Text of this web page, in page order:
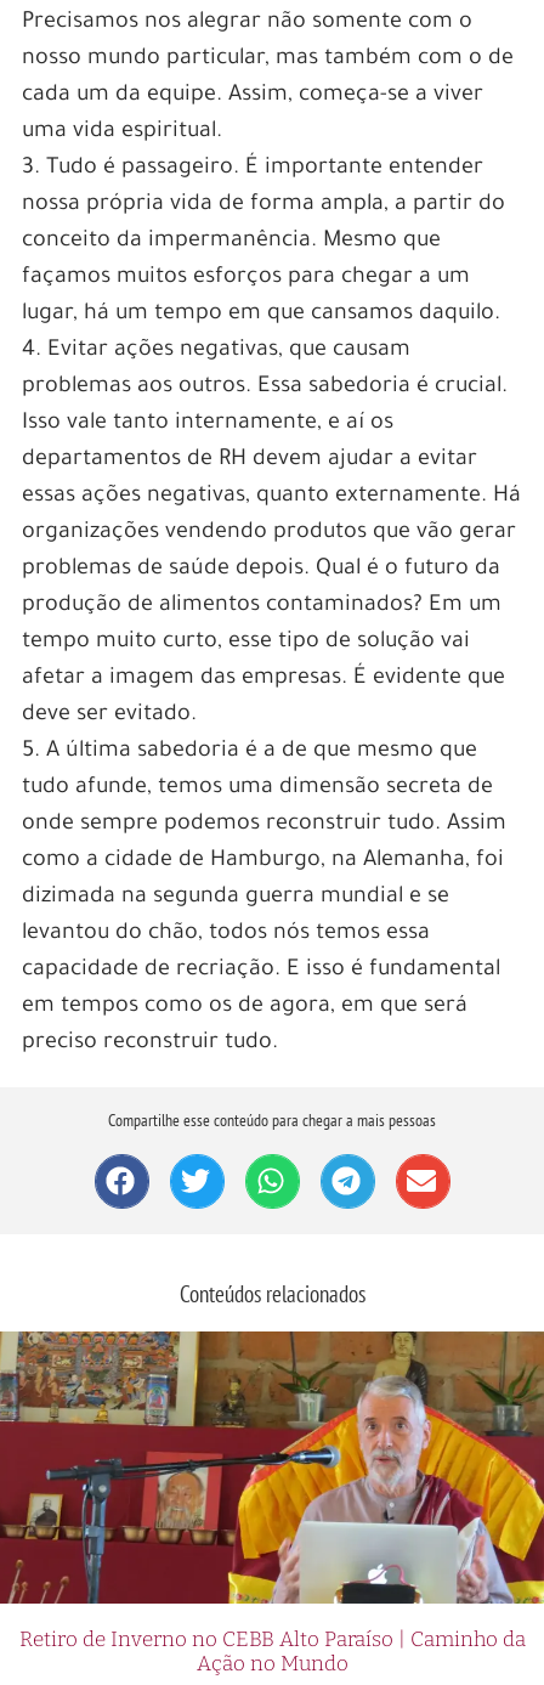
Precisamos nos alegrar não somente com o
nosso mundo particular, mas também com o de
cada um da equipe. Assim, começa-se a viver
uma vida espiritual.
3. Tudo é passageiro. É importante entender
nossa própria vida de forma ampla, a partir do
conceito da impermanência. Mesmo que
façamos muitos esforços para chegar a um
lugar, há um tempo em que cansamos daquilo.
4. Evitar ações negativas, que causam
problemas aos outros. Essa sabedoria é crucial.
Isso vale tanto internamente, e aí os
departamentos de RH devem ajudar a evitar
essas ações negativas, quanto externamente. Há
organizações vendendo produtos que vão gerar
problemas de saúde depois. Qual é o futuro da
produção de alimentos contaminados? Em um
tempo muito curto, esse tipo de solução vai
afetar a imagem das empresas. É evidente que
deve ser evitado.
5. A última sabedoria é a de que mesmo que
tudo afunde, temos uma dimensão secreta de
onde sempre podemos reconstruir tudo. Assim
como a cidade de Hamburgo, na Alemanha, foi
dizimada na segunda guerra mundial e se
levantou do chão, todos nós temos essa
capacidade de recriação. E isso é fundamental
em tempos como os de agora, em que será
preciso reconstruir tudo.
Compartilhe esse conteúdo para chegar a mais pessoas
Conteúdos relacionados
Retiro de Inverno no CEBB Alto Paraíso | Caminho da
Ação no Mundo